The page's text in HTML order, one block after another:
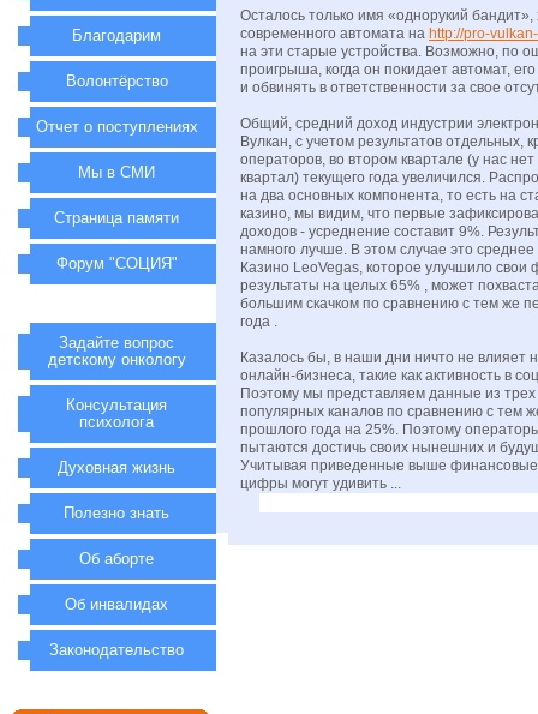
Осталось только имя «однорукий
современного автомата на http://pro-
на эти старые устройства. Возможно, по
проигрыша, когда он покидает автомат,
и обвинять в ответственности за свое
Общий, средний доход индустрии
Вулкан, с учетом результатов отдельных,
операторов, во втором квартале (у нас
квартал) текущего года увеличился.
на два основных компонента, то есть на
казино, мы видим, что первые
доходов - усреднение составит 9%.
намного лучше. В этом случае это
Казино LeoVegas, которое улучшило свои
результаты на целых 65% , может
большим скачком по сравнению с тем же
года .
Казалось бы, в наши дни ничто не влияет
онлайн-бизнеса, такие как активность в
Поэтому мы представляем данные из
популярных каналов по сравнению с тем
прошлого года на 25%. Поэтому
пытаются достичь своих нынешних и
Учитывая приведенные выше финансовые
цифры могут удивить ...
Благодарим
Волонтёрство
Отчет о поступлениях
Мы в СМИ
Страница памяти
Форум "СОЦИЯ"
Задайте вопрос
детскому онкологу
Консультация
психолога
Духовная жизнь
Полезно знать
Об аборте
Об инвалидах
Законодательство